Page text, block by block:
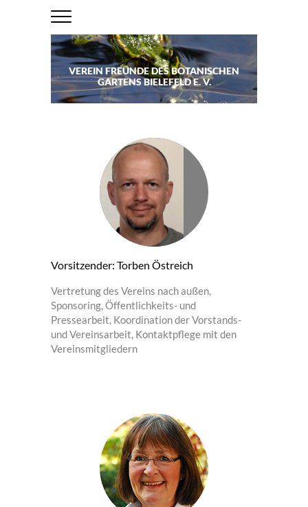
VEREIN FREUNDE DES BOTANISCHEN
GARTENS BIELEFELD E. V.
Vorsitzender: Torben Östreich
Vertretung des Vereins nach außen,
Sponsoring, Öffentlichkeits- und
Pressearbeit, Koordination der Vorstands-
und Vereinsarbeit, Kontaktpflege mit den
Vereinsmitgliedern